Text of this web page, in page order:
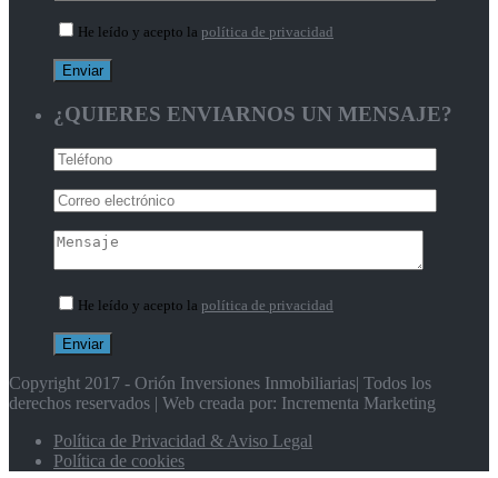
He leído y acepto la política de privacidad
¿QUIERES ENVIARNOS UN MENSAJE?
He leído y acepto la política de privacidad
Copyright 2017 - Orión Inversiones Inmobiliarias| Todos los
derechos reservados | Web creada por: Incrementa Marketing
Política de Privacidad & Aviso Legal
Política de cookies